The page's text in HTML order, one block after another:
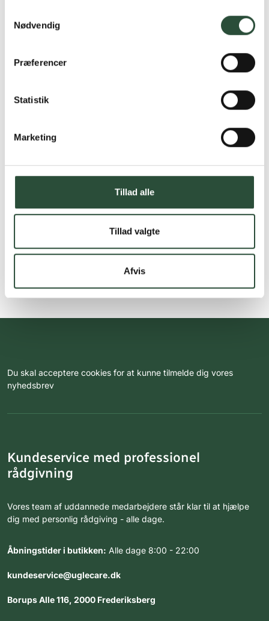
Nødvendig
Præferencer
Statistik
Marketing
Tillad alle
Tillad valgte
Afvis
Du skal acceptere cookies for at kunne tilmelde dig vores
nyhedsbrev
Kundeservice med professionel
rådgivning
Vores team af uddannede medarbejdere står klar til at hjælpe
dig med personlig rådgiving - alle dage.
Åbningstider i butikken: Alle dage 8:00 - 22:00
kundeservice@uglecare.dk
Borups Alle 116, 2000 Frederiksberg